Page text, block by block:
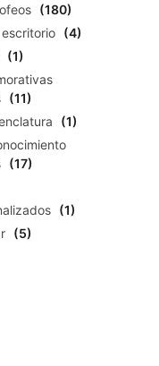
(180)
(4)
(1)
(11)
(1)
(17)
(1)
(5)